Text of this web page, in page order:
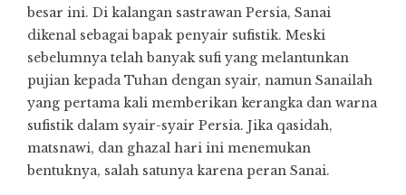
besar ini. Di kalangan sastrawan Persia, Sanai
dikenal sebagai bapak penyair sufistik. Meski
sebelumnya telah banyak sufi yang melantunkan
pujian kepada Tuhan dengan syair, namun Sanailah
yang pertama kali memberikan kerangka dan warna
sufistik dalam syair-syair Persia. Jika qasidah,
matsnawi, dan ghazal hari ini menemukan
bentuknya, salah satunya karena peran Sanai.